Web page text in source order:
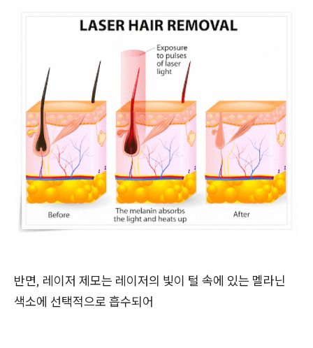
반면, 레이저 제모는 레이저의 빛이 털 속에 있는 멜라닌
색소에 선택적으로 흡수되어